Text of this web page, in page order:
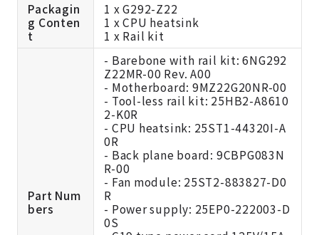
Packagin
g Conten
t
1 x G292-Z22
1 x CPU heatsink
1 x Rail kit
Part Num
bers
- Barebone with rail kit: 6NG292
Z22MR-00 Rev. A00
- Motherboard: 9MZ22G20NR-00
- Tool-less rail kit: 25HB2-A8610
2-K0R
- CPU heatsink: 25ST1-44320I-A
0R
- Back plane board: 9CBPG083N
R-00
- Fan module: 25ST2-883827-D0
R
- Power supply: 25EP0-222003-D
0S